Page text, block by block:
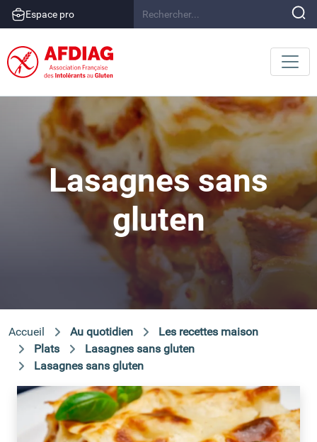
Espace pro
Lasagnes sans
gluten
Accueil Au quotidien
Les recettes maison
Plats
Lasagnes sans gluten
Lasagnes sans gluten